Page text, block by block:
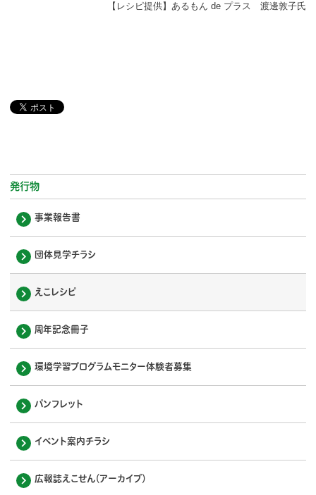
【レシピ提供】あるもん de プラス 渡邊敦子氏
発行物
事業報告書
団体見学チラシ
えこレシピ
周年記念冊子
環境学習プログラムモニター体験者募集
パンフレット
イベント案内チラシ
広報誌えこせん（アーカイブ）